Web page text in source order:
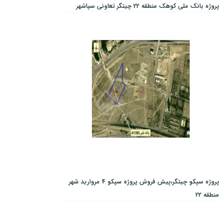
پروژه بانک ملی کوهک منطقه 22 چیتگر تعاونی سپاشهر
پروژه سپکو چیتگر،پیش فروش پروژه سپکو 4 مروارید شهر
منطقه 22